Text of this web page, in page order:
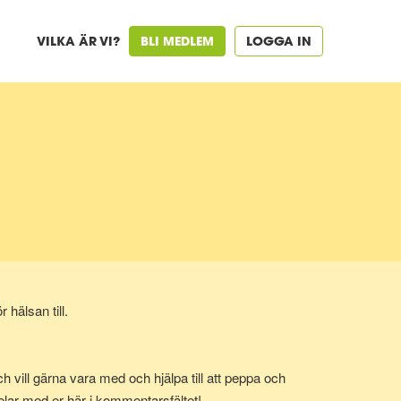
VILKA ÄR VI? BLI MEDLEM LOGGA IN
hälsan till.
vill gärna vara med och hjälpa till att peppa och